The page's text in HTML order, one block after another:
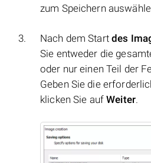
zum Speichern
Nach dem Start des
Sie entweder die
oder nur einen Teil der
Geben Sie die
klicken Sie aufWeiter.